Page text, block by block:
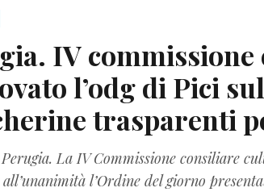
IV
l’odg di Pici
trasparenti
La IV Commissione consiliare
l’Ordine del giorno